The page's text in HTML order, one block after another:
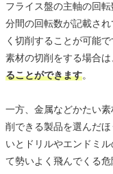
フライス盤の主軸の回
分間の回転数が記載さ
く切削することが可能
素材の切削をする場合は
ることができます。
一方、金属などかたい
削できる製品を選んだ
いとドリルやエンドミ
て勢いよく飛んでくる危